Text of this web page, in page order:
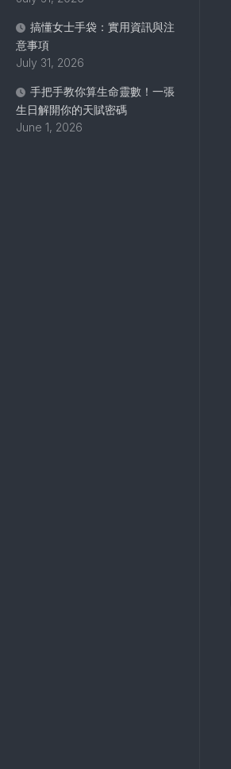
搞懂女士手袋：實用資訊與注
意事項
July 31, 2026
手把手教你算生命靈數！一張
生日解開你的天賦密碼
June 1, 2026